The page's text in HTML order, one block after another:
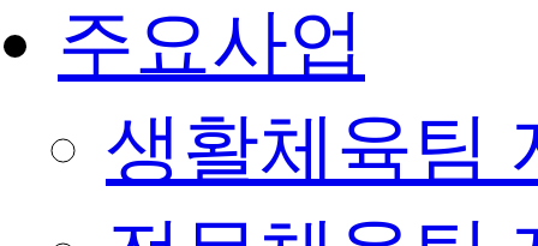
주요사업
생활체육팀